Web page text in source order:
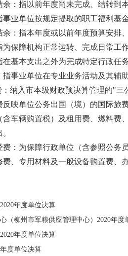
余：指以前年度尚未完成、结转到
事业单位按规定提取的职工福利基
余：指本年度或以前年度预算安排
为保障机构正常运转、完成日常工
在基本支出之外为完成特定行政任
指事业单位在专业业务活动及其辅
纳入市本级财政预决算管理的"
反映单位公务出国（境）的国际
车辆购置税）及租用费、燃料费
费：为保障行政单位（含参照公务
费、专用材料及一般设备购置费、
年度单位决算
（柳州市军粮供应管理中心）2020年度
年度单位决算
度单位决算